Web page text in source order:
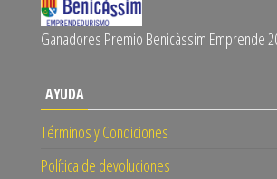
Ganadores Premio Benicàssim Emprende
AYUDA
Términos y Condiciones
Política de devoluciones